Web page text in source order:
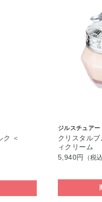
ク ＜
ジルスチュアー
クリスタル
ィクリーム
5,940円
（税